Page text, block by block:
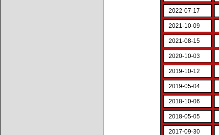
2022-07-17
2021-10-09
2021-08-15
2020-10-03
2019-10-12
2019-05-04
2018-10-06
2018-05-05
2017-09-30